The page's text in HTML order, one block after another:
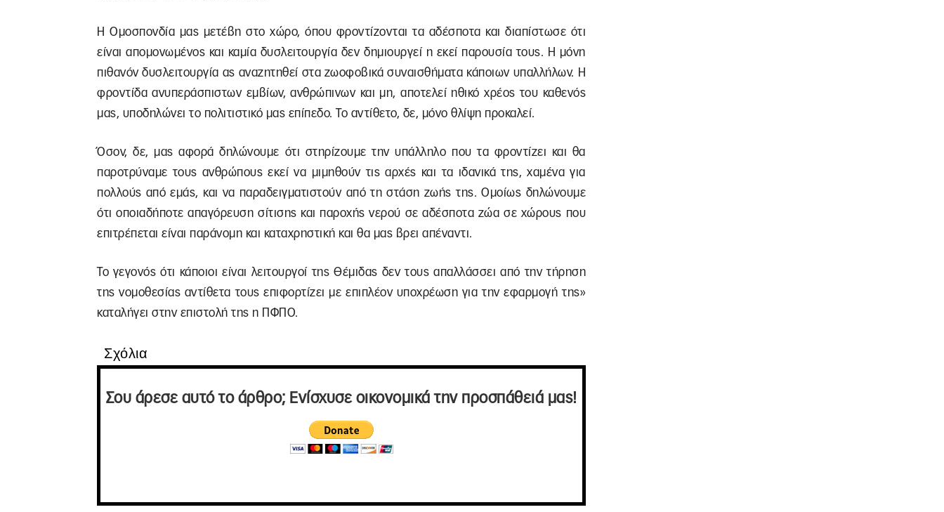
Η Ομοσπονδία μας μετέβη στο χώρο, όπου φροντίζονται τα αδέσποτα και διαπίστωσε ότι
είναι απομονωμένος και καμία δυσλειτουργία δεν δημιουργεί η εκεί παρουσία τους. Η μόνη
πιθανόν δυσλειτουργία ας αναζητηθεί στα ζωοφοβικά συναισθήματα κάποιων υπαλλήλων. Η
φροντίδα ανυπεράσπιστων εμβίων, ανθρώπινων και μη, αποτελεί ηθικό χρέος του καθενός
μας, υποδηλώνει το πολιτιστικό μας επίπεδο. Το αντίθετο, δε, μόνο θλίψη προκαλεί.
Όσον, δε, μας αφορά δηλώνουμε ότι στηρίζουμε την υπάλληλο που τα φροντίζει και θα
παροτρύναμε τους ανθρώπους εκεί να μιμηθούν τις αρχές και τα ιδανικά της, χαμένα για
πολλούς από εμάς, και να παραδειγματιστούν από τη στάση ζωής της. Ομοίως δηλώνουμε
ότι οποιαδήποτε απαγόρευση σίτισης και παροχής νερού σε αδέσποτα ζώα σε χώρους που
επιτρέπεται είναι παράνομη και καταχρηστική και θα μας βρει απέναντι.
Το γεγονός ότι κάποιοι είναι λειτουργοί της Θέμιδας δεν τους απαλλάσσει από την τήρηση
της νομοθεσίας αντίθετα τους επιφορτίζει με επιπλέον υποχρέωση για την εφαρμογή της»
καταλήγει στην επιστολή της η ΠΦΠΟ.
Σχόλια
Σου άρεσε αυτό το άρθρο; Ενίσχυσε οικονομικά την προσπάθειά μας!